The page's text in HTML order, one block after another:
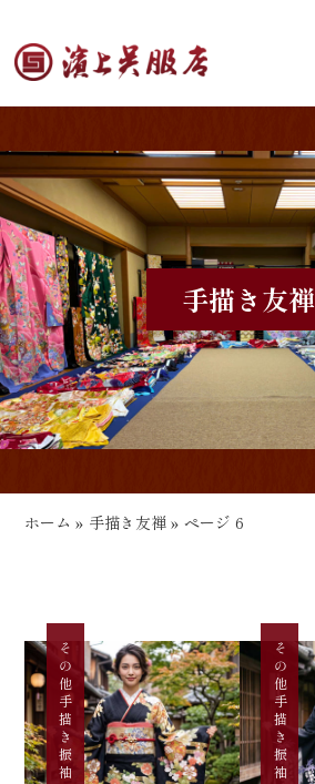
手描き友禅
ホーム » 手描き友禅 »ページ 6
その他手描き振袖 その他手描き振袖